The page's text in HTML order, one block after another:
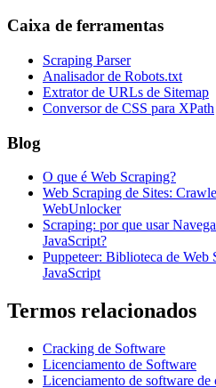
Caixa de ferramentas
Scraping Parser
Analisador de Robots.txt
Extrator de URLs de Sitemap
Conversor de CSS para XPath
Blog
O que é Web Scraping?
Web Scraping de Sites:
WebUnlocker
Scraping: por que usar
JavaScript?
Puppeteer: Biblioteca de Web
JavaScript
Termos relacionados
Cracking de Software
Licenciamento de Software
Licenciamento de software de